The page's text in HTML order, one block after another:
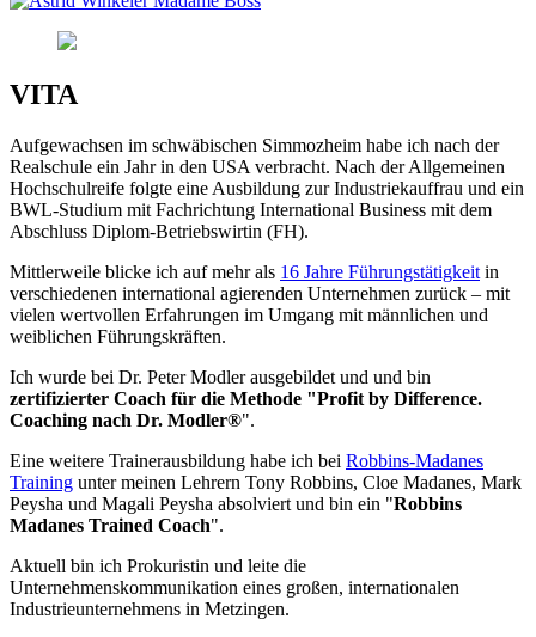
VITA
Aufgewachsen im schwäbischen Simmozheim habe ich nach der
Realschule ein Jahr in den USA verbracht. Nach der Allgemeinen
Hochschulreife folgte eine Ausbildung zur Industriekauffrau und ein
BWL-Studium mit Fachrichtung International Business mit dem
Abschluss Diplom-Betriebswirtin (FH).
Mittlerweile blicke ich auf mehr als 16 Jahre Führungstätigkeit in
verschiedenen international agierenden Unternehmen zurück – mit
vielen wertvollen Erfahrungen im Umgang mit männlichen und
weiblichen Führungskräften.
Ich wurde bei Dr. Peter Modler ausgebildet und und bin
zertifizierter Coach für die Methode "Profit by Difference.
Coaching nach Dr. Modler®".
Eine weitere Trainerausbildung habe ich bei Robbins-Madanes
Training unter meinen Lehrern Tony Robbins, Cloe Madanes, Mark
Peysha und Magali Peysha absolviert und bin ein "Robbins
Madanes Trained Coach".
Aktuell bin ich Prokuristin und leite die
Unternehmenskommunikation eines großen, internationalen
Industrieunternehmens in Metzingen.